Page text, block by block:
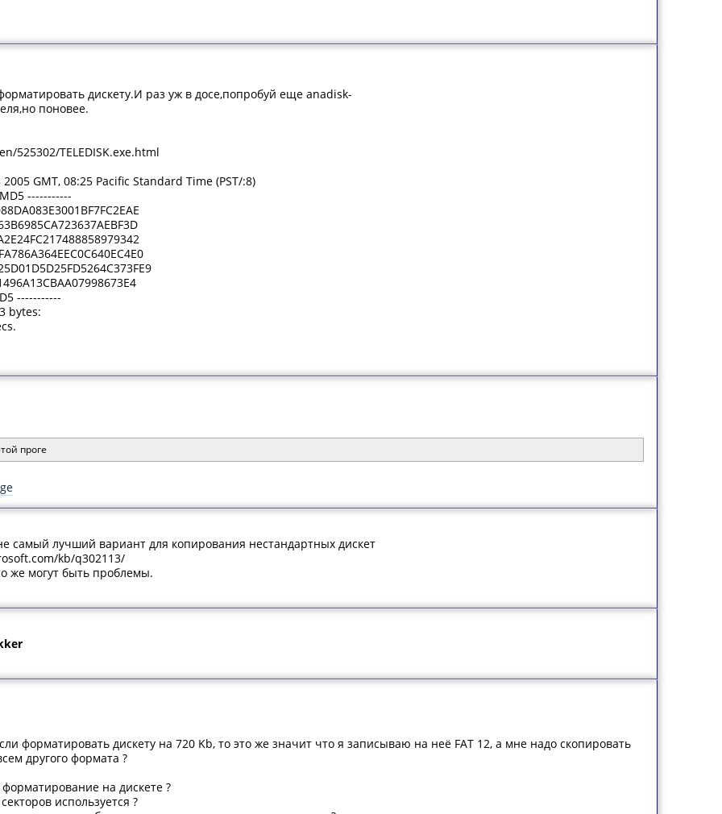
дискету.И раз уж в досе,попробуй еще anadisk-
поновее.
525302/TELEDISK.exe.html
GMT, 08:25 Pacific Standard Time (PST/:8)
-----------
-----------
bytes:
проге
самый лучший вариант для копирования нестандартных дискет
kb/q302113/
же могут быть проблемы.
форматировать дискету на 720 Kb, то это же значит что я записываю на неё FAT 12, а мне надо скопировать
другого формата ?
на дискете ?
используется ?